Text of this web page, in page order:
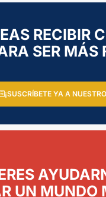
RECIBIR
SER MÁS
¡SUSCRÍBETE YA A
UN MUNDO